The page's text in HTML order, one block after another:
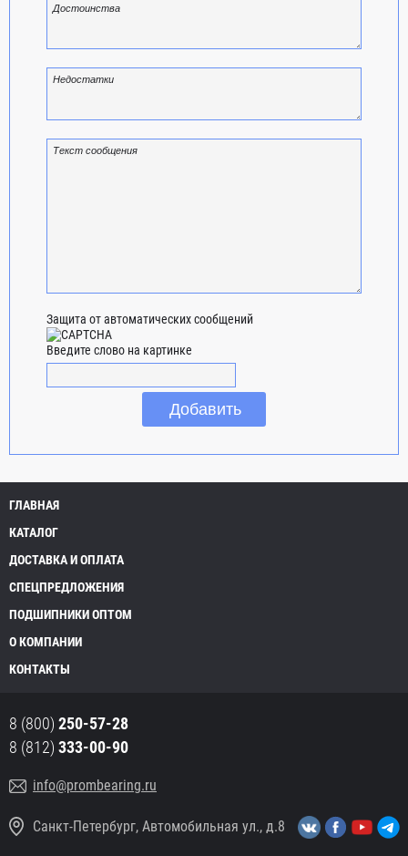
Защита от автоматических сообщений
Введите слово на картинке
ГЛАВНАЯ
КАТАЛОГ
ДОСТАВКА И ОПЛАТА
СПЕЦПРЕДЛОЖЕНИЯ
ПОДШИПНИКИ ОПТОМ
О КОМПАНИИ
КОНТАКТЫ
8 (800) 250-57-28
8 (812) 333-00-90
info@prombearing.ru
Санкт-Петербург, Автомобильная ул., д.8